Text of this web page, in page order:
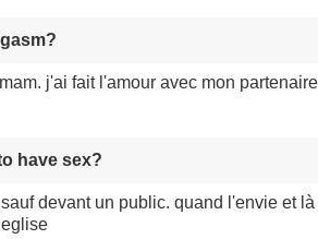
j'ai fait l'amour avec mon
have sex?
devant un public. quand l'envie et